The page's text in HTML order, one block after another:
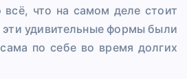
всё, что на самом деле стоит
эти удивительные формы были
по себе во время долгих